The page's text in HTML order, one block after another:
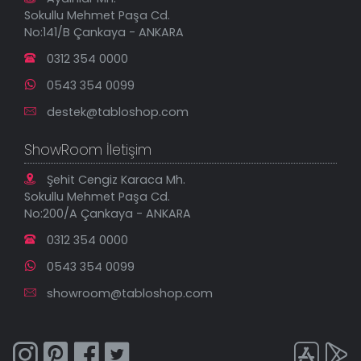
Yeni Eklenenler
En Çok Satılanlar
İndirimli Tablolar
Sokullu Mehmet Paşa Cd.
No:141/B Çankaya - ANKARA
0312 354 0000
0543 354 0099
destek@tabloshop.com
ShowRoom İletişim
Şehit Cengiz Karaca Mh.
Sokullu Mehmet Paşa Cd.
No:200/A Çankaya - ANKARA
0312 354 0000
0543 354 0099
showroom@tabloshop.com